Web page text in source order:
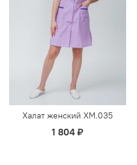
Халат женский ХМ.035
1 804 ₽